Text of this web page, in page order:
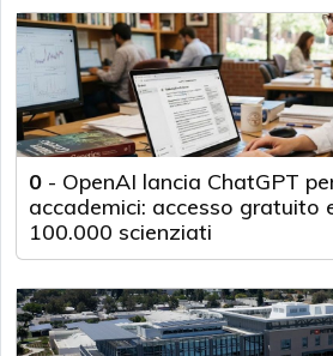
0 - OpenAI lancia ChatGPT
accademici: accesso gratuito
100.000 scienziati